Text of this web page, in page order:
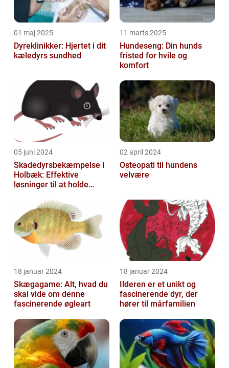
01 maj 2025
Dyreklinikker: Hjertet i dit
kæledyrs sundhed
11 marts 2025
Hundeseng: Din hunds
fristed for hvile og
komfort
05 juni 2024
Skadedyrsbekæmpelse i
Holbæk: Effektive
løsninger til at holde
02 april 2024
Osteopati til hundens
velvære
18 januar 2024
Skægagame: Alt, hvad du
skal vide om denne
fascinerende øgleart
18 januar 2024
Ilderen er et unikt og
fascinerende dyr, der
hører til mårfamilien